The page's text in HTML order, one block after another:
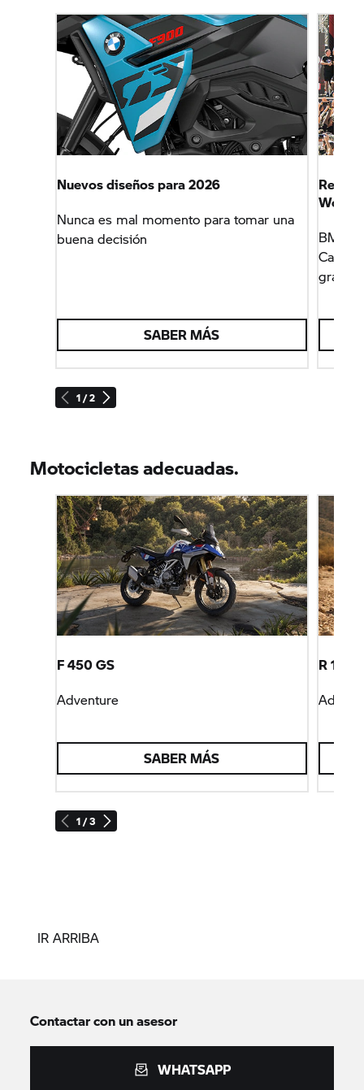
1 / 2
Nuevos diseños para 2026
Nunca es mal momento para tomar una
buena decisión
SABER MÁS
BMW
gracias
Motocicletas adecuadas.
1 / 3
F 450 GS
Adventure
SABER MÁS
R
IR ARRIBA
Contactar con un asesor
WHATSAPP